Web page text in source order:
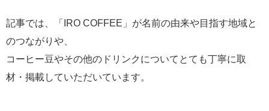
記事では、「IRO COFFEE」が名前の由来や目指す地域と
のつながりや、
コーヒー豆やその他のドリンクについてとても丁寧に取
材・掲載していただいています。